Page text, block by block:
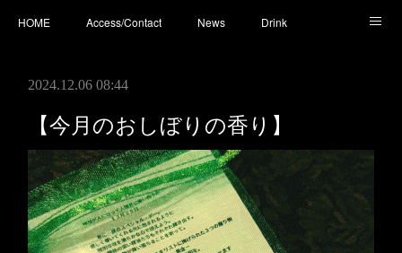
HOME Access/Contact News Drink
2024.12.06 08:44
【今月のおしぼりの香り】